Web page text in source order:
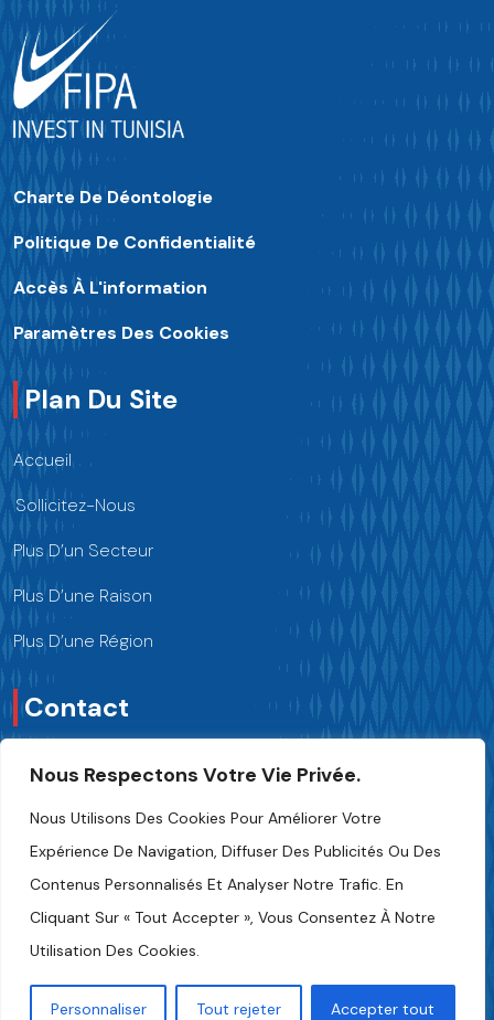
Nous Respectons Votre Vie Privée.
Nous Utilisons Des Cookies Pour Améliorer Votre
Expérience De Navigation, Diffuser Des Publicités Ou Des
Contenus Personnalisés Et Analyser Notre Trafic. En
Cliquant Sur « Tout Accepter », Vous Consentez À Notre
Utilisation Des Cookies.
Personnaliser Tout rejeter Accepter tout
Charte De Déontologie
Politique De Confidentialité
Accès À L'information
Paramètres Des Cookies
Plan Du Site
Accueil
Sollicitez-Nous
Plus D’un Secteur
Plus D’une Raison
Plus D’une Région
Contact
Nous Contacter
Fipa.tunisia@fipa.tn
Rue Slah Eddine ELAMAMI, Tunis 1004